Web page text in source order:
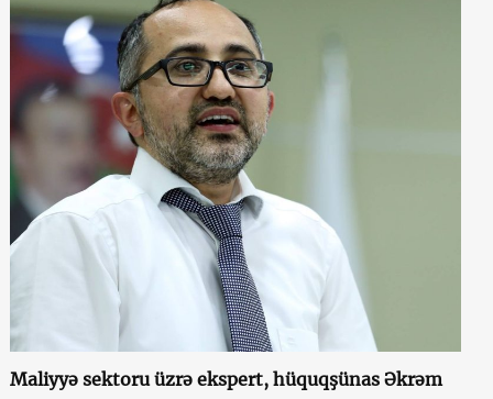
Maliyyə sektoru üzrə ekspert, hüquqşünas Əkrəm